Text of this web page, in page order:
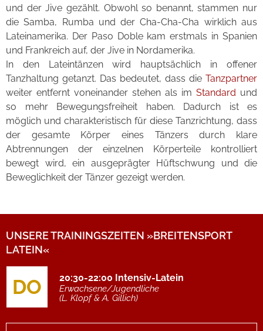
und der Jive gezählt. Obwohl so benannt, stammen nur
die Samba, Rumba und der Cha-Cha-Cha wirklich aus
Lateinamerika. Der Paso Doble kam erstmals in Spanien
und Frankreich auf, der Jive in Nordamerika.
In den Lateintänzen wird hauptsächlich in offener
Tanzhaltung getanzt. Das bedeutet, dass die Tanzpartner
weiter entfernt voneinander stehen als im Standard und
so mehr Bewegungsfreiheit haben. Dadurch ist es
möglich und charakteristisch für diese Tanzrichtung, dass
der gesamte Körper eines Tänzers durch klare
Abtrennungen der einzelnen Körperteile kontrolliert
bewegt wird, ein ausgeprägter Hüftschwung und die
Beweglichkeit der Tänzer gezeigt werden.
UNSERE TRAININGSZEITEN »BREITENSPORT
LATEIN«
DO 20:30-22:00 Intensiv-Latein
Erwachsene/Jugendliche
(L. Klopf & A. Gillich)